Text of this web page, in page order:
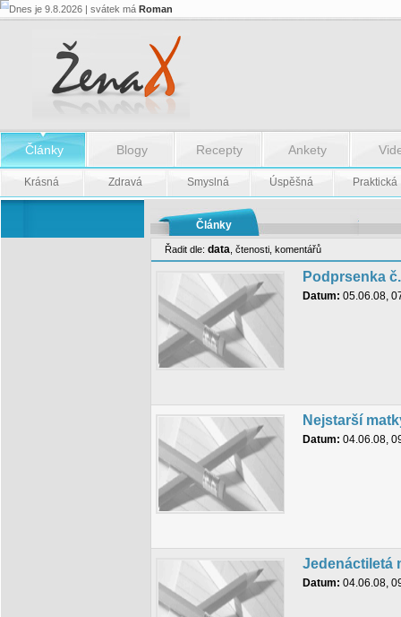
Dnes je 9.8.2026 | svátek má Roman
Články Blogy Recepty Ankety
Krásná Zdravá Smyslná Úspěšná Praktická
Články
Řadit dle: data čtenosti komentářů
Podprsenka
Datum: 05.06.08,
Nejstarší
Datum: 04.06.08,
Jedenáctiletá
Datum: 04.06.08,